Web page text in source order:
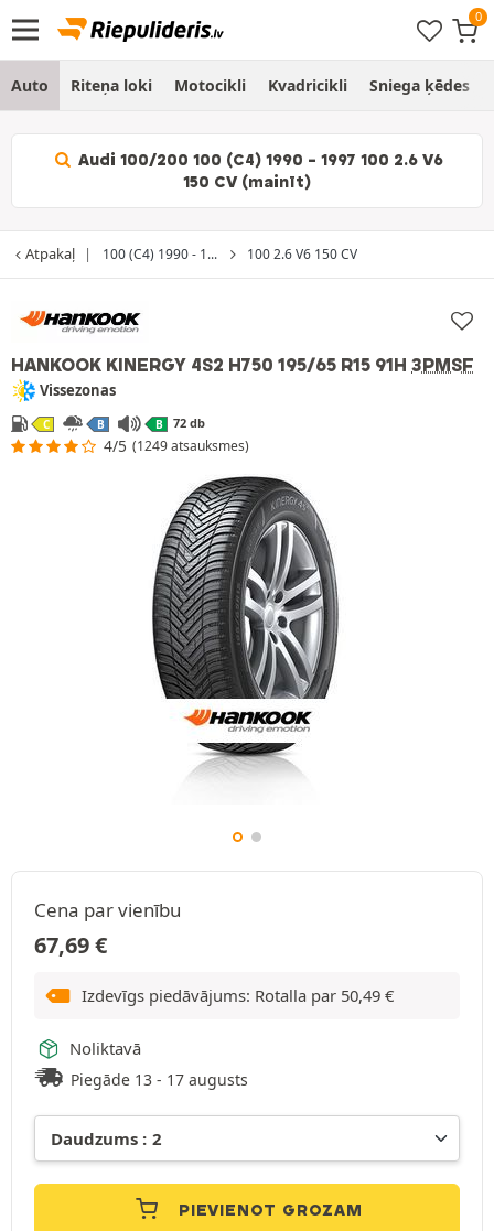
Auto Riteņa loki Motocikli Kvadricikli Sniega ķēdes
Audi 100/200 100 (C4) 1990 - 1997 100 2.6 V6
150 CV (mainīt)
Atpakaļ 100 (C4) 1990 - 1... 100 2.6 V6 150 CV
HANKOOK KINERGY 4S2 H750 195/65 R15 91H 3PMSF
Vissezonas
C B B 72 db
4/5 (1249 atsauksmes)
Cena par vienību
67,69€
Izdevīgs piedāvājums: Rotalla par 50,49 €
Noliktavā
Piegāde 13 - 17 augusts
PIEVIENOT GROZAM